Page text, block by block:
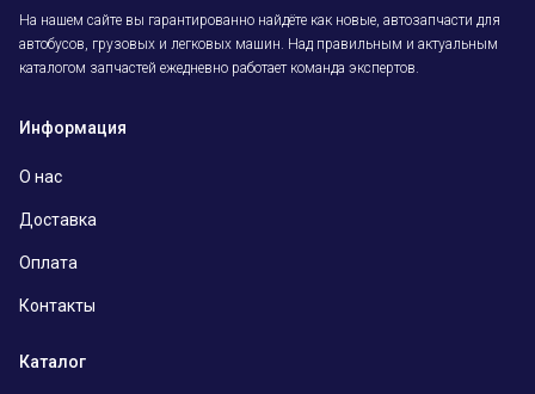
На нашем сайте вы гарантированно найдёте как новые, автозапчасти для
автобусов, грузовых и легковых машин. Над правильным и актуальным
каталогом запчастей ежедневно работает команда экспертов.
Информация
О нас
Доставка
Оплата
Контакты
Каталог